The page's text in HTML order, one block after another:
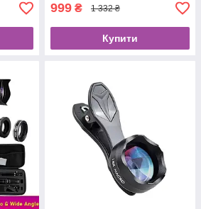
999 ₴ 1 332 ₴
Купити